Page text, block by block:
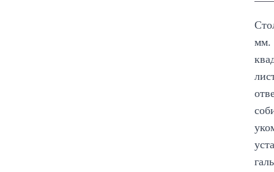
мм.